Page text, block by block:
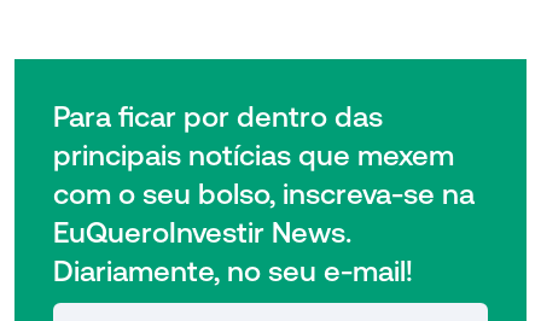
Para ficar por dentro das
principais notícias que mexem
com o seu bolso, inscreva-se na
EuQueroInvestir News.
Diariamente, no seu e-mail!